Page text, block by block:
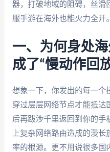
器，打破地域的阻碍，丝滑
服手游在海外也能火力全开。
一、为何身处
成了“慢动作回放
想象一下，你发出的每一个
穿过层层网络节点才能抵达
后再跋涉千里返回到你的手
上复杂网络路由造成的漫
率的根源。更不用说很多国